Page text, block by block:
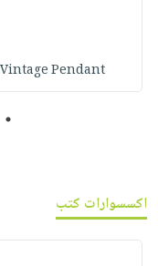
Vintage Pendant :
1
اكسسوارات كتب